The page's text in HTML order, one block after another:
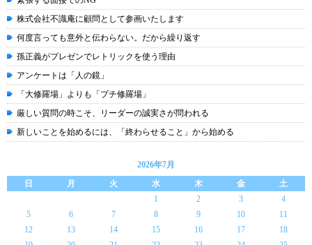
株式会社不識庵に顧問として参画いたします
何度言っても意外と伝わらない。だから繰り返す
孫正義がプレゼンでレトリックを使う理由
アンケートは「人の鏡」
「大修羅場」よりも「プチ修羅場」
厳しい質問の時こそ、リーダーの誠実さが問われる
新しいことを始めるには、「終わらせること」から始める
2026年7月
日
月 火 水 木 金
土
1
2 3
4
5
6 7 8 9 10
11
12
13 14 15 16 17
18